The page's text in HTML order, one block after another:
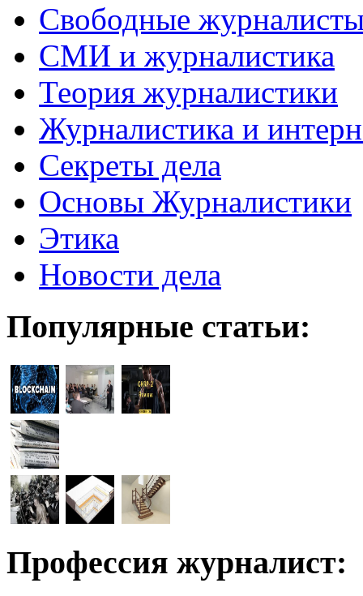
Свободные
СМИ и журналистика
Теория журналистики
Журналистика и
Секреты дела
Основы Журналистики
Этика
Новости дела
Популярные статьи:
Профессия журналист: